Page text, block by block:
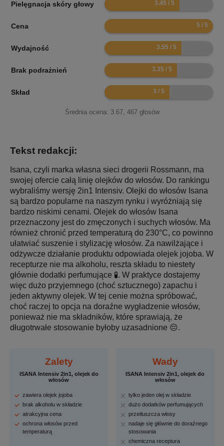
Pielęgnacja skóry głowy
Cena 10
Wydajność 7.1
Brak podrażnień 6.7
Skład 6
Średnia ocena: 3.67, 467głosów
Tekst redakcji:
Isana, czyli marka własna sieci drogerii Rossmann, ma
swojej ofercie całą linię olejków do włosów. Do rankingu
wybraliśmy wersję 2in1 Intensiv. Olejki do włosów Isana
są bardzo popularne na naszym rynku i wyróżniają się
bardzo niskimi cenami. Olejek do włosów Isana
przeznaczony jest do zmęczonych i suchych włosów. Ma
również chronić przed temperaturą do 230°C, co powinno
ułatwiać suszenie i stylizację włosów. Za nawilżające i
odżywcze działanie produktu odpowiada olejek jojoba. W
recepturze nie ma alkoholu, reszta składu to niestety
głównie dodatki perfumujące 🧪. W praktyce dostajemy
więc dużo przyjemnego (choć sztucznego) zapachu i
jeden aktywny olejek. W tej cenie można spróbować,
choć raczej to opcja na doraźne wygładzenie włosów,
ponieważ nie ma składników, które sprawiają, że
długotrwałe stosowanie byłoby uzasadnione 😔.
Zalety
ISANA Intensiv 2in1, olejek do
włosów
zawiera olejek jojoba
brak alkoholu w składzie
atrakcyjna cena
ochrona włosów przed
temperaturą
Wady
ISANA Intensiv 2in1, olejek do
włosów
tylko jeden olej w składzie
dużo dodatków perfumujących
przetłuszcza włosy
nadaje się głównie do doraźnego
stosowania
chemiczna receptura